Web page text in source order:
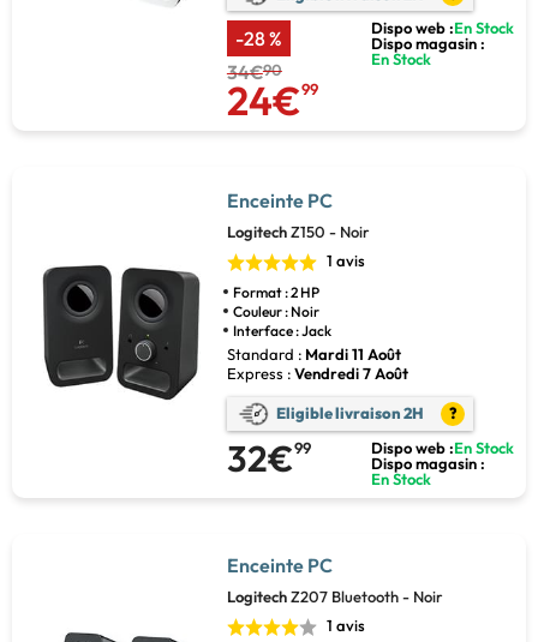
-28 %
34€90
24€99
Dispo web :En Stock
Dispo magasin :
En Stock
Enceinte PC
LogitechZ150 - Noir
1 avis
Format : 2 HP
Couleur : Noir
Interface : Jack
Standard : Mardi 11 Août
Express :Vendredi 7 Août
Eligible livraison 2H ?
32€99 Dispo web :En Stock
Dispo magasin :
En Stock
Enceinte PC
LogitechZ207 Bluetooth - Noir
1 avis